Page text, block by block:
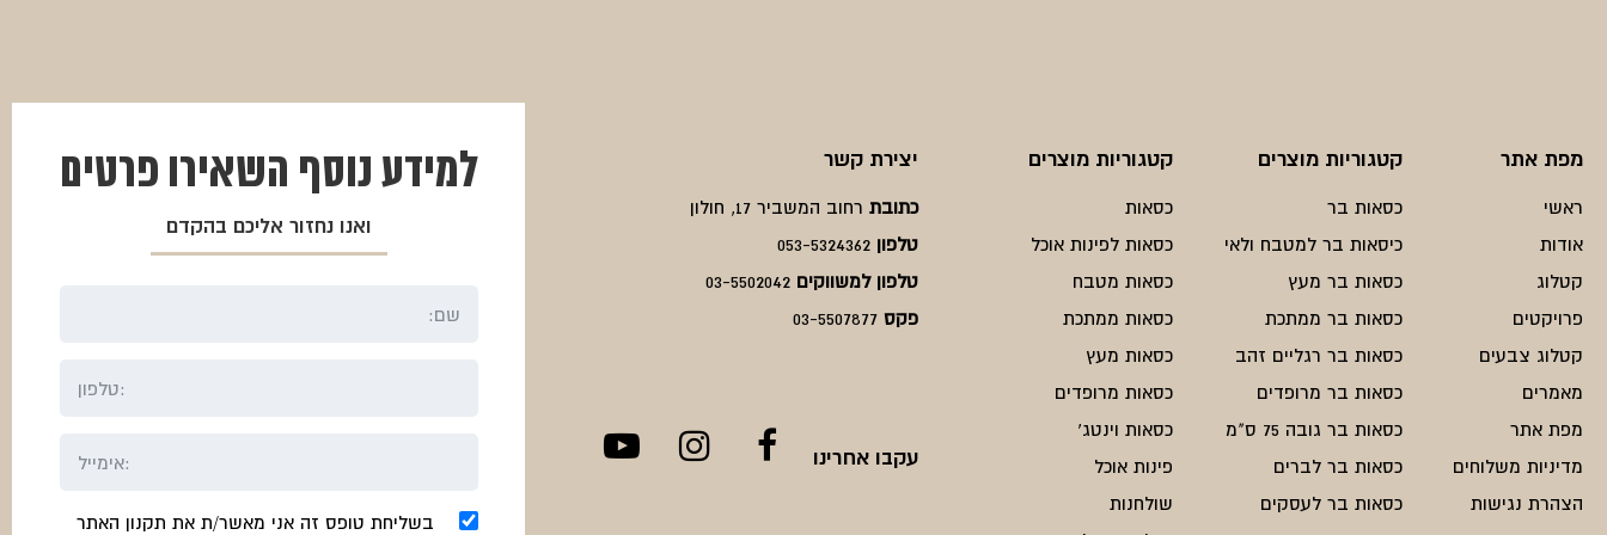
מפת אתר
ראשי
אודות
קטלוג
פרויקטים
קטלוג צבעים
מאמרים
מפת אתר
מדיניות משלוחים
הצהרת נגישות
קטגוריות מוצרים
כסאות בר
כיסאות בר למטבח ולאי
כסאות בר מעץ
כסאות בר ממתכת
כסאות בר רגליים זהב
כסאות בר מרופדים
כסאות בר גובה 75 ס"מ
כסאות בר לברים
כסאות בר לעסקים
קטגוריות מוצרים
כסאות
כסאות לפינות אוכל
כסאות מטבח
כסאות ממתכת
כסאות מעץ
כסאות מרופדים
כסאות וינטג'
פינות אוכל
שולחנות
יצירת קשר
כתובת רחוב המשביר 17, חולון
טלפון 053-5324362
טלפון למשווקים 03-5502042
פקס03-5507877
עקבו אחרינו
למידע נוסף השאירו פרטים
ואנו נחזור אליכם בהקדם
בשליחת טופס זה אני מאשר/ת את תקנון האתר